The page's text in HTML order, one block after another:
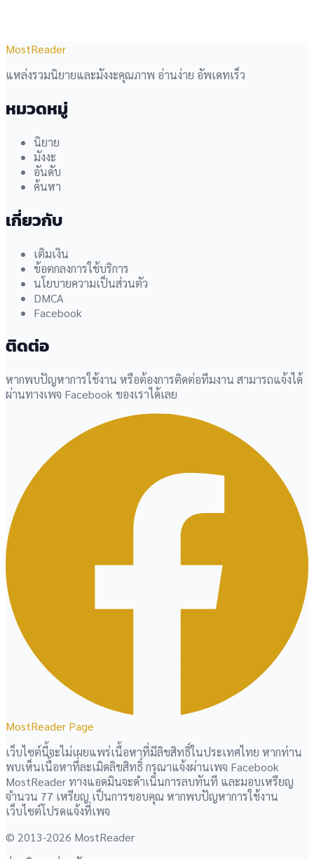
MostReader
แหล่งรวมนิยายและมังงะคุณภาพ อ่านง่าย อัพเดทเร็ว
หมวดหมู่
นิยาย
มังงะ
อันดับ
ค้นหา
เกี่ยวกับ
เติมเงิน
ข้อตกลงการใช้บริการ
นโยบายความเป็นส่วนตัว
DMCA
Facebook
ติดต่อ
หากพบปัญหาการใช้งาน หรือต้องการติดต่อทีมงาน สามารถแจ้งได้
ผ่านทางเพจ Facebook ของเราได้เลย
MostReader Page
เว็บไซต์นี้จะไม่เผยแพร่เนื้อหาที่มีลิขสิทธิ์ในประเทศไทย หากท่าน
พบเห็นเนื้อหาที่ละเมิดลิขสิทธิ์ กรุณาแจ้งผ่านเพจ Facebook
MostReader ทางแอดมินจะดำเนินการลบทันที และมอบเหรียญ
จำนวน 77 เหรียญ เป็นการขอบคุณ หากพบปัญหาการใช้งาน
เว็บไซต์โปรดแจ้งที่เพจ
© 2013-2026 MostReader